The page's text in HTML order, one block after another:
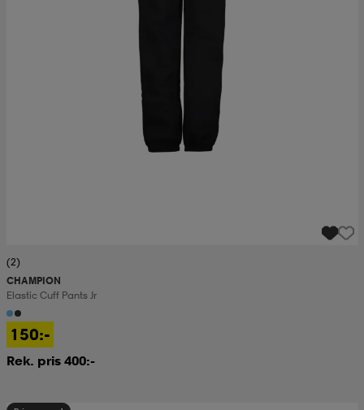
(2)
CHAMPION
Elastic Cuff Pants Jr
150:-
Rek. pris 400:-